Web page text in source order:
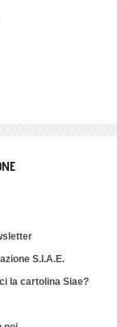
S.I.A.E.
la cartolina Siae?